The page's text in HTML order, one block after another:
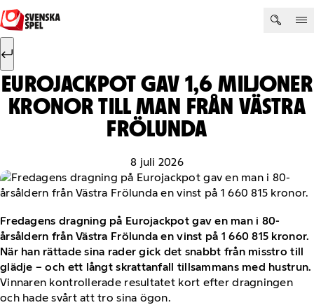
Hoppa till innehåll
Sök efter:
EUROJACKPOT GAV 1,6 MILJONER
KRONOR TILL MAN FRÅN VÄSTRA
FRÖLUNDA
8 juli 2026
Fredagens dragning på Eurojackpot gav en man i 80-
årsåldern från Västra Frölunda en vinst på 1 660 815 kronor.
När han rättade sina rader gick det snabbt från misstro till
glädje – och ett långt skrattanfall tillsammans med hustrun.
Vinnaren kontrollerade resultatet kort efter dragningen
och hade svårt att tro sina ögon.